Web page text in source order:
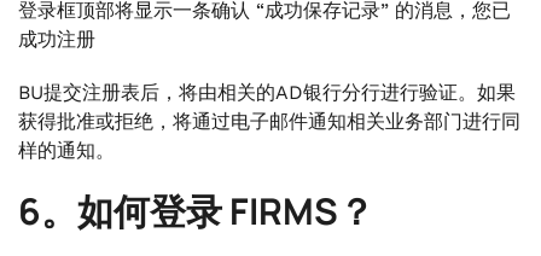
登录框顶部将显示一条确认 “成功保存记录” 的消息，您已
成功注册
BU提交注册表后，将由相关的AD银行分行进行验证。如果
获得批准或拒绝，将通过电子邮件通知相关业务部门进行同
样的通知。
6。如何登录 FIRMS？